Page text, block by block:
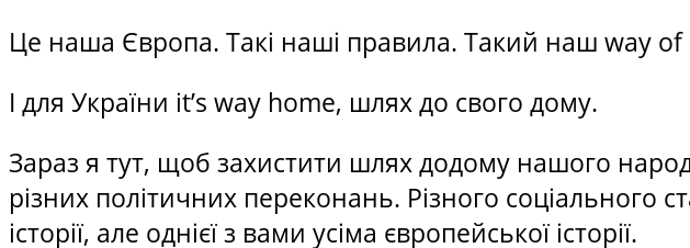
Це наша Європа. Такі наші правила. Такий наш way of
І для України it’s way home, шлях до свого дому.
Зараз я тут, щоб захистити шлях додому нашого народу.
різних політичних переконань. Різного соціального
історії, але однієї з вами усіма європейської історії.